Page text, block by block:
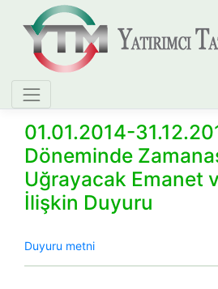
01.01.2014-
Döneminde
Uğrayacak Emanet
İlişkin Duyuru
​Duyuru metni